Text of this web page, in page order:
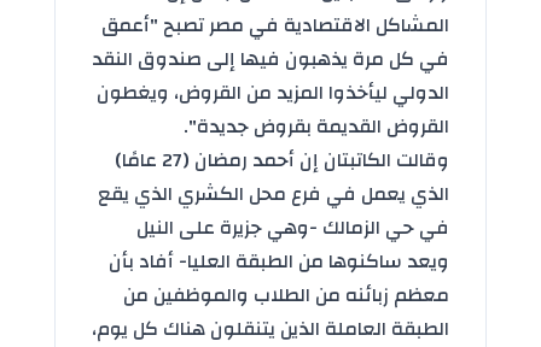
المشاكل الاقتصادية في مصر تصبح "أعمق
في كل مرة يذهبون فيها إلى صندوق النقد
الدولي ليأخذوا المزيد من القروض، ويغطون
القروض القديمة بقروض جديدة".
وقالت الكاتبتان إن أحمد رمضان (27 عامًا)
الذي يعمل في فرع محل الكشري الذي يقع
في حي الزمالك -وهي جزيرة على النيل
ويعد ساكنوها من الطبقة العليا- أفاد بأن
معظم زبائنه من الطلاب والموظفين من
الطبقة العاملة الذين يتنقلون هناك كل يوم،